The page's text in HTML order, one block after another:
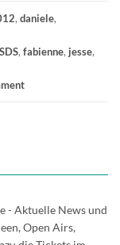
, daniele,
, fabienne, jesse,
- Aktuelle News und
Open Airs,